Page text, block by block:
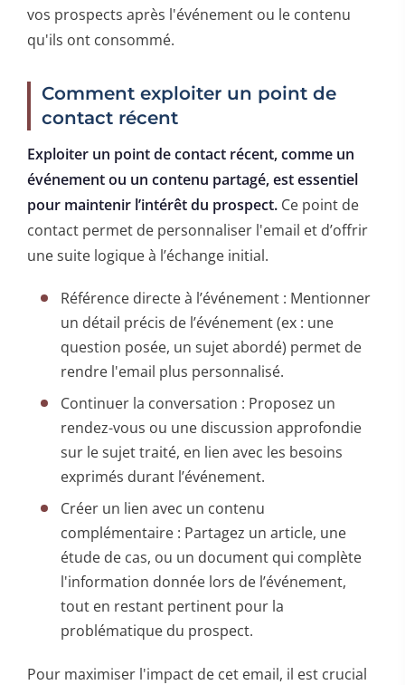
vos prospects après l'événement ou le contenu
qu'ils ont consommé.
Comment exploiter un point de
contact récent
Exploiter un point de contact récent, comme un
événement ou un contenu partagé, est essentiel
pour maintenir l’intérêt du prospect. Ce point de
contact permet de personnaliser l'email et d’offrir
une suite logique à l’échange initial.
Référence directe à l’événement : Mentionner
un détail précis de l’événement (ex : une
question posée, un sujet abordé) permet de
rendre l'email plus personnalisé.
Continuer la conversation : Proposez un
rendez-vous ou une discussion approfondie
sur le sujet traité, en lien avec les besoins
exprimés durant l’événement.
Créer un lien avec un contenu
complémentaire : Partagez un article, une
étude de cas, ou un document qui complète
l'information donnée lors de l’événement,
tout en restant pertinent pour la
problématique du prospect.
Pour maximiser l'impact de cet email, il est crucial